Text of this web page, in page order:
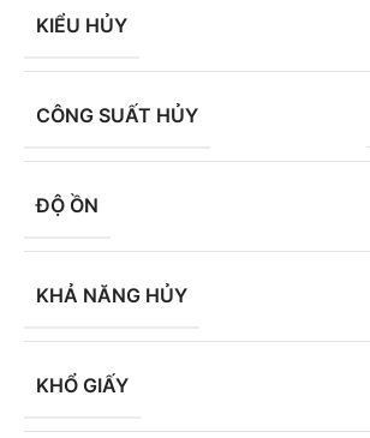
KIỂU HỦY
CÔNG SUẤT HỦY
ĐỘ ỒN
KHẢ NĂNG HỦY
KHỔ GIẤY